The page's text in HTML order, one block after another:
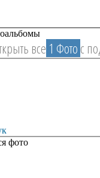
все 1 Фото с
фото